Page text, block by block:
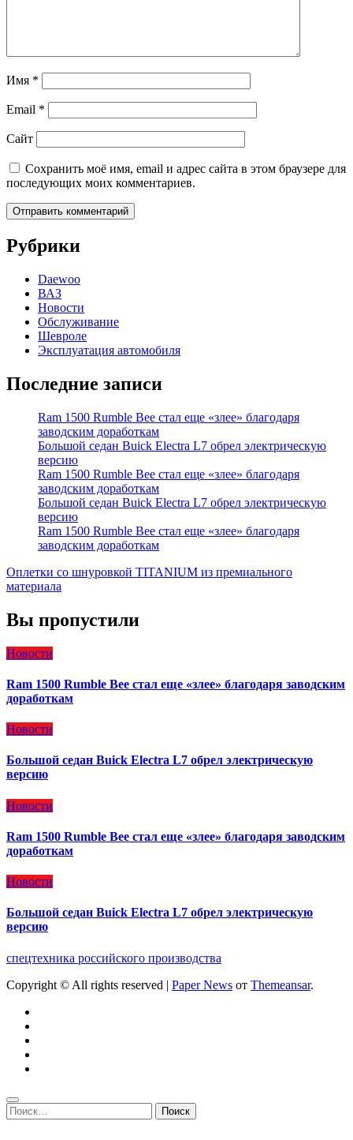
Имя *
Email *
Сайт
Сохранить моё имя, email и адрес сайта в этом браузере для
последующих моих комментариев.
Рубрики
Daewoo
ВАЗ
Новости
Обслуживание
Шевроле
Эксплуатация автомобиля
Последние записи
Ram 1500 Rumble Bee стал еще «злее» благодаря
заводским доработкам
Большой седан Buick Electra L7 обрел электрическую
версию
Ram 1500 Rumble Bee стал еще «злее» благодаря
заводским доработкам
Большой седан Buick Electra L7 обрел электрическую
версию
Ram 1500 Rumble Bee стал еще «злее» благодаря
заводским доработкам
Оплетки со шнуровкой TITANIUM из премиального
материала
Вы пропустили
Новости
Ram 1500 Rumble Bee стал еще «злее» благодаря заводским
доработкам
Новости
Большой седан Buick Electra L7 обрел электрическую
версию
Новости
Ram 1500 Rumble Bee стал еще «злее» благодаря заводским
доработкам
Новости
Большой седан Buick Electra L7 обрел электрическую
версию
спецтехника российского производства
Copyright © All rights reserved | Paper News от Themeansar.
Найти: